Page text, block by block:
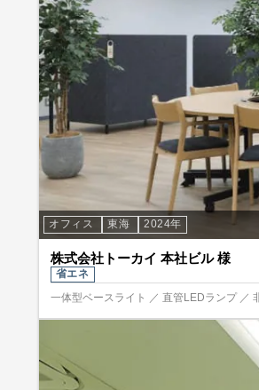
オフィス 東海 2024年
株式会社トーカイ 本社ビル 様
省エネ
一体型ベースライト ／ 直管LEDランプ ／